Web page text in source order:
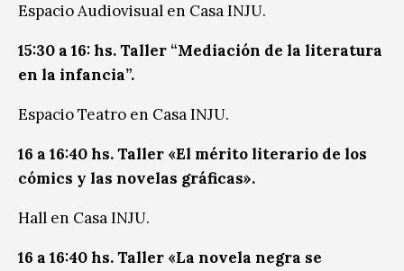
Espacio Audiovisual en Casa INJU.
15:30 a 16: hs. Taller “Mediación de la literatura
en la infancia”.
Espacio Teatro en Casa INJU.
16 a 16:40 hs. Taller «El mérito literario de los
cómics y las novelas gráficas».
Hall en Casa INJU.
16 a 16:40 hs. Taller «La novela negra se